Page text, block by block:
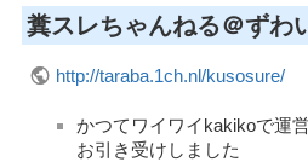
糞スレちゃんねる＠ずわ
http://taraba.1ch.nl/kusosure/
かつてワイワイkakikoで運
お引き受けしました